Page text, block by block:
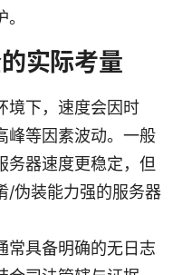
实际考量
境下，速度会因时
峰等因素波动。一般
务器速度更稳定，但
/伪装能力强的服务器
常具备明确的无日志